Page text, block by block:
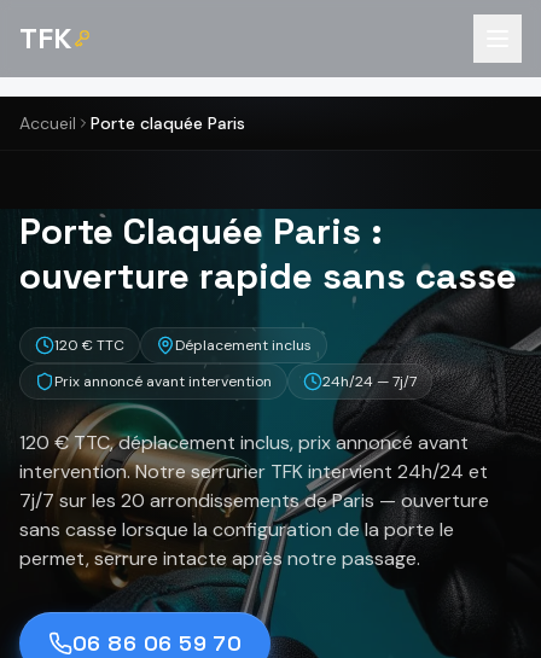
TFK
Accueil Porte claquée Paris
Porte Claquée Paris :
ouverture rapide sans casse
120 € TTC
Déplacement inclus
Prix annoncé avant intervention
24h/24 — 7j/7
120 € TTC, déplacement inclus, prix annoncé avant
intervention. Notre serrurier TFK intervient 24h/24 et
7j/7 sur les 20 arrondissements de Paris — ouverture
sans casse lorsque la configuration de la porte le
permet, serrure intacte après notre passage.
06 86 06 59 70